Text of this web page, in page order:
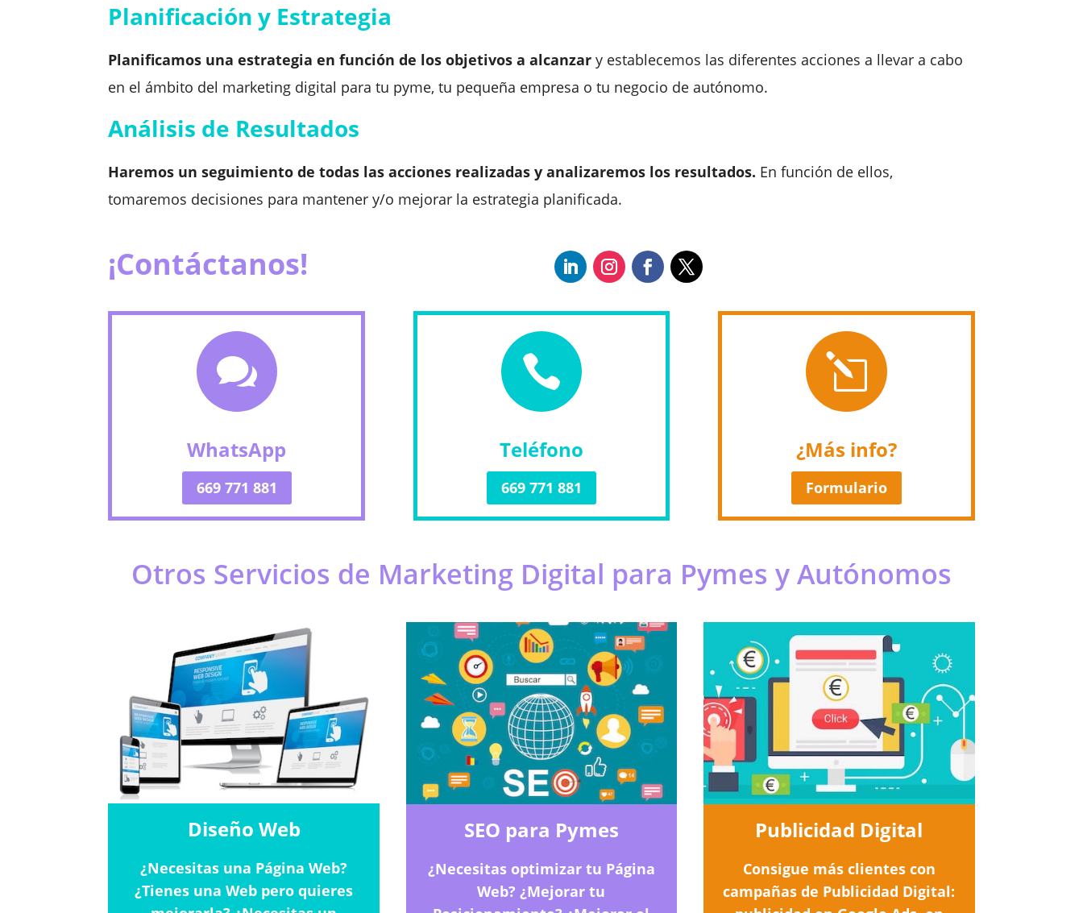
Planificación y Estrategia
Planificamos una estrategia en función de los objetivos a alcanzar y establecemos las diferentes acciones a llevar a cabo
en el ámbito del marketing digital para tu pyme, tu pequeña empresa o tu negocio de autónomo.
Análisis de Resultados
Haremos un seguimiento de todas las acciones realizadas y analizaremos los resultados. En función de ellos,
tomaremos decisiones para mantener y/o mejorar la estrategia planificada.
¡Contáctanos!

WhatsApp
669 771 881

Teléfono
669 771 881
l
¿Más info?
Formulario
Otros Servicios de Marketing Digital para Pymes y Autónomos
Diseño Web
¿Necesitas una Página Web?
¿Tienes una Web pero quieres
SEO para Pymes
¿Necesitas optimizar tu Página
Web? ¿Mejorar tu
Publicidad Digital
Consigue más clientes con
campañas de Publicidad Digital: